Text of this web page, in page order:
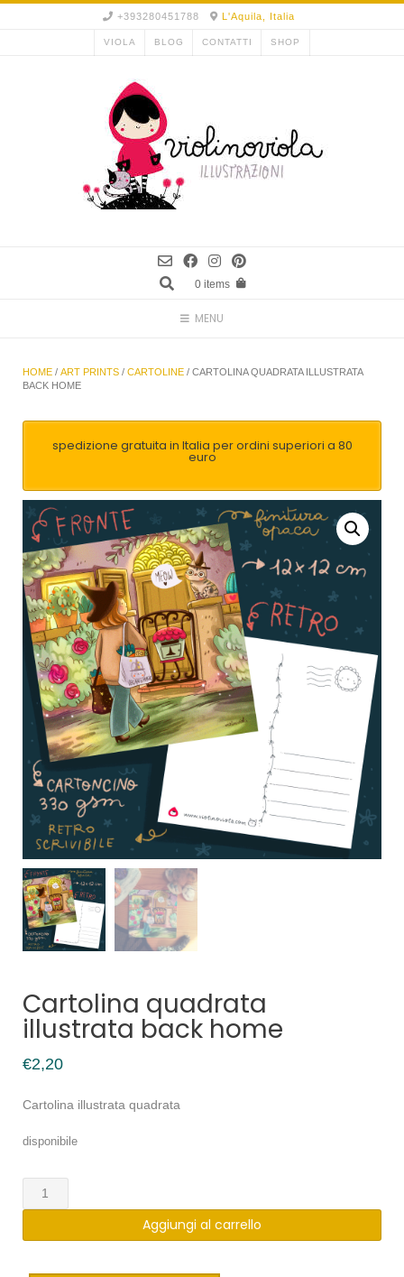
+393280451788 L'Aquila, Italia
VIOLA BLOG CONTATTI SHOP
0 items
MENU
HOME / ART PRINTS / CARTOLINE / CARTOLINA QUADRATA ILLUSTRATA
BACK HOME
spedizione gratuita in Italia per ordini superiori a 80
euro
Cartolina quadrata
illustrata back home
€2,20
Cartolina illustrata quadrata
disponibile
Cartolina
quadrata
Aggiungi al carrello